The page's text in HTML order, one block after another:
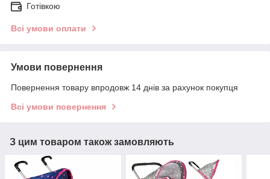
Готівкою
Всі умови оплати
Умови повернення
Повернення товару впродовж 14 днів за рахунок покупця
Всі умови повернення
З цим товаром також замовляють